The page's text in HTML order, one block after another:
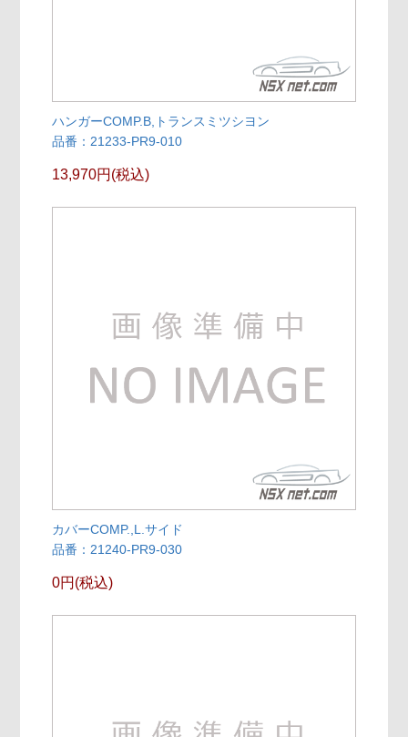
ハンガーCOMP.B,トランスミツシヨン
品番：21233-PR9-010
13,970円(税込)
カバーCOMP.,L.サイド
品番：21240-PR9-030
0円(税込)